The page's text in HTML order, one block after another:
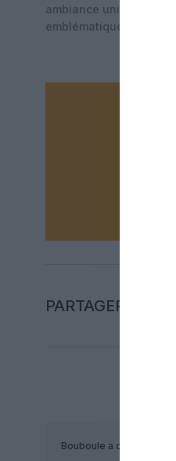
ambiance unique,
emblématiques.
PARTAGER
Bouboule a commenté :